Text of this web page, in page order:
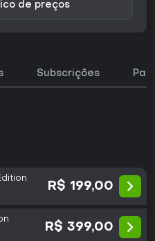
de preços
Subscrições
R$ 199,00
R$ 399,00